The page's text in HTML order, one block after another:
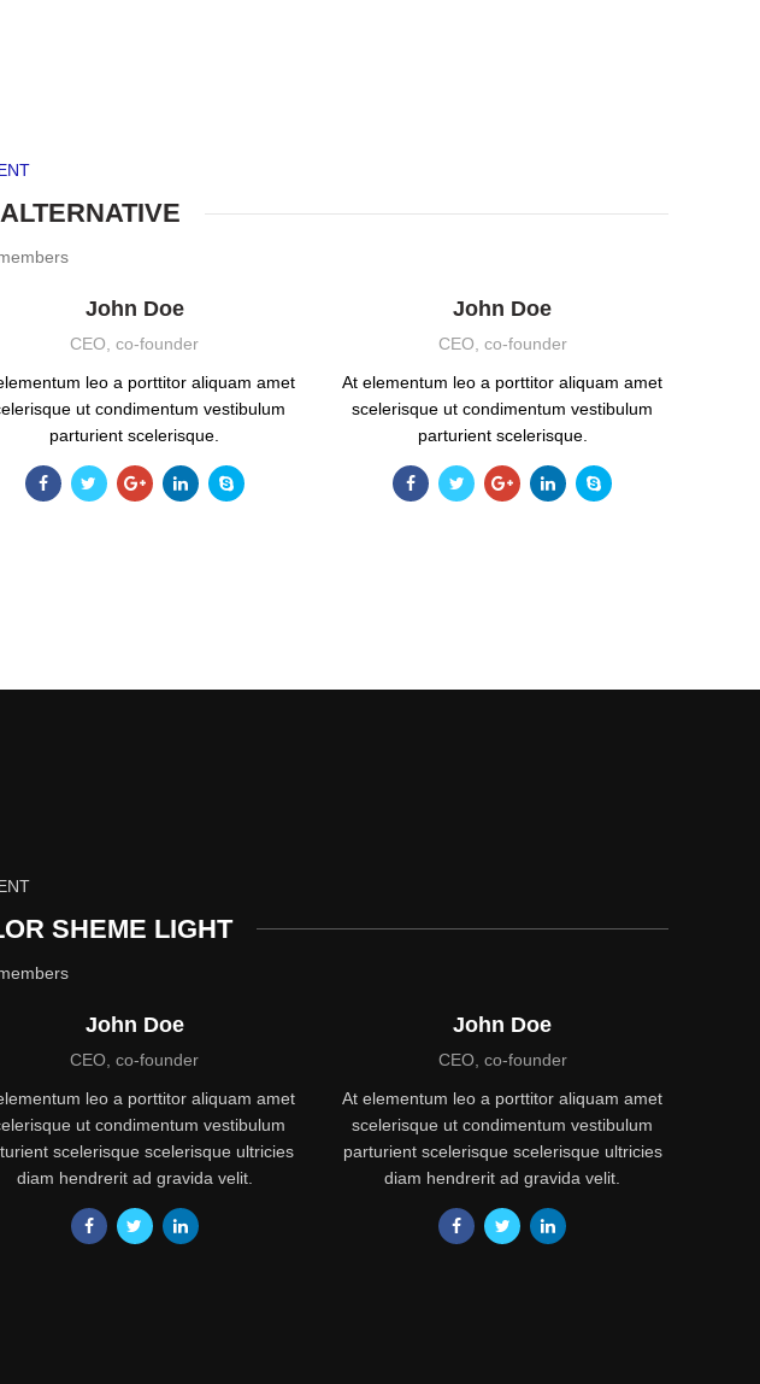
John Doe
CEO, co-founder
leo a porttitor aliquam amet
ut condimentum vestibulum
parturient scelerisque.
John Doe
CEO, co-founder
At elementum leo a porttitor aliquam amet
scelerisque ut condimentum vestibulum
parturient scelerisque.
SHEME LIGHT
John Doe
CEO, co-founder
leo a porttitor aliquam amet
ut condimentum vestibulum
scelerisque scelerisque ultricies
diam hendrerit ad gravida velit.
John Doe
CEO, co-founder
At elementum leo a porttitor aliquam amet
scelerisque ut condimentum vestibulum
parturient scelerisque scelerisque ultricies
diam hendrerit ad gravida velit.